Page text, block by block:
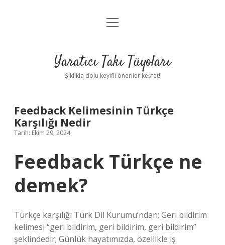
Anasayfa
Yasal Uyarı
menüyü
Yaratıcı Takı Tüyoları
Şıklıkla dolu keyifli öneriler keşfet!
Feedback Kelimesinin Türkçe
Karşılığı Nedir
Tarih: Ekim 29, 2024
Feedback Türkçe ne
demek?
Türkçe karşılığı Türk Dil Kurumu’ndan; Geri bildirim
kelimesi “geri bildirim, geri bildirim, geri bildirim”
şeklindedir; Günlük hayatımızda, özellikle iş